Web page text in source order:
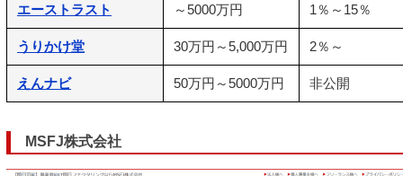
エーストラスト ～5000万円 1％～15％
うりかけ堂 30万円～5,000万円 2％～
えんナビ 50万円～5000万円 非公開
MSFJ株式会社